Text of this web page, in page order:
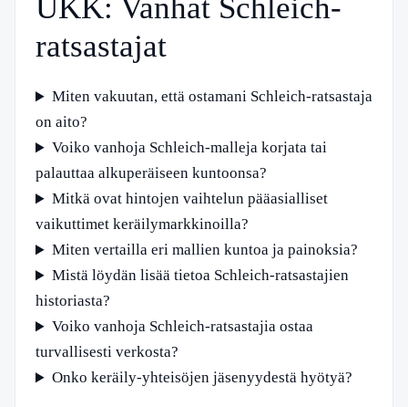
UKK: Vanhat Schleich-
ratsastajat
Miten vakuutan, että ostamani Schleich-ratsastaja
on aito?
Voiko vanhoja Schleich-malleja korjata tai
palauttaa alkuperäiseen kuntoonsa?
Mitkä ovat hintojen vaihtelun pääasialliset
vaikuttimet keräilymarkkinoilla?
Miten vertailla eri mallien kuntoa ja painoksia?
Mistä löydän lisää tietoa Schleich-ratsastajien
historiasta?
Voiko vanhoja Schleich-ratsastajia ostaa
turvallisesti verkosta?
Onko keräily-yhteisöjen jäsenyydestä hyötyä?